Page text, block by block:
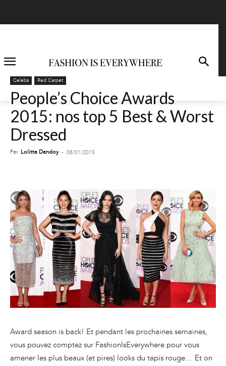
Celebs Red Carpet
People’s Choice Awards
2015: nos top 5 Best & Worst
Dressed
Par Lolitta Dandoy - 08/01/2015
Award season is back! Et pendant les prochaines semaines,
vous pouvez comptez sur FashionIsEverywhere pour vous
amener les plus beaux (et pires) looks du tapis rouge… Et on